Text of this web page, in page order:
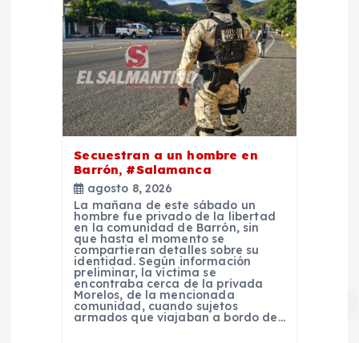
Secuestran a un hombre en
Barrón, #Salamanca
agosto 8, 2026
La mañana de este sábado un
hombre fue privado de la libertad
en la comunidad de Barrón, sin
que hasta el momento se
compartieran detalles sobre su
identidad. Según información
preliminar, la víctima se
encontraba cerca de la privada
Morelos, de la mencionada
comunidad, cuando sujetos
armados que viajaban a bordo de…